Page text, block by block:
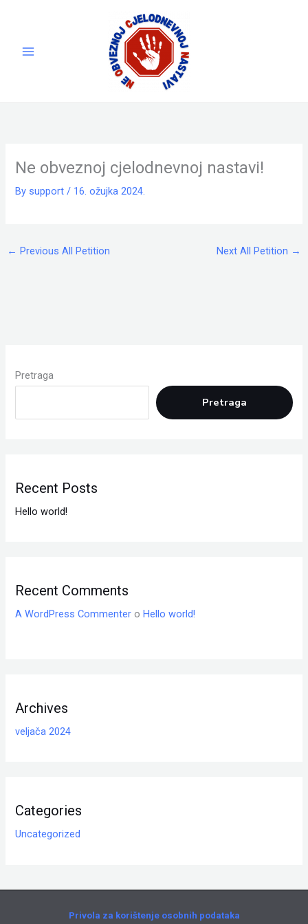
Ne obveznoj cjelodnevnoj nastavi!
By support/ 16. ožujka 2024.
← Previous All Petition Next All Petition →
Pretraga
Pretraga
Recent Posts
Hello world!
Recent Comments
A WordPress Commenter oHello world!
Archives
veljača 2024
Categories
Uncategorized
Privola za korištenje osobnih podataka